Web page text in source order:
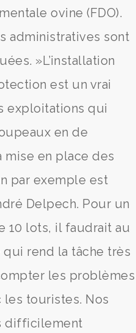
ovine (FDO).
administratives sont
»L’installation
est un vrai
exploitations qui
en de
mise en place des
par exemple est
Delpech. Pour un
10 lots, il faudrait au
qui rend la tâche très
les problèmes
touristes. Nos
difficilement